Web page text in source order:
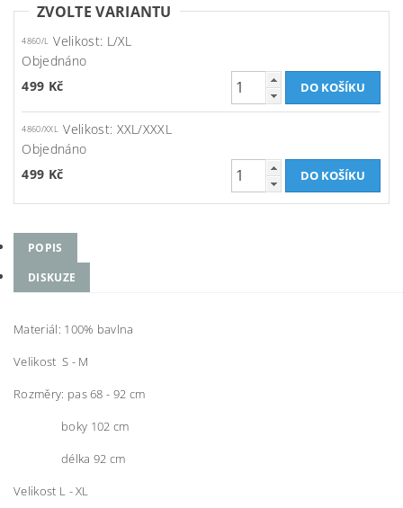
ZVOLTE VARIANTU
4860/L Velikost: L/XL
Objednáno
499 Kč
4860/XXL Velikost: XXL/XXXL
Objednáno
499 Kč
POPIS
DISKUZE
Materiál: 100% bavlna
Velikost S - M
Rozměry: pas 68 - 92 cm
boky 102 cm
délka 92 cm
Velikost L - XL